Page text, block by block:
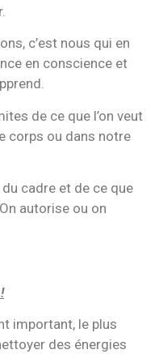
c’est nous qui en
en conscience et
de ce que l’on veut
corps ou dans notre
cadre et de ce que
autorise ou on
important, le plus
des énergies